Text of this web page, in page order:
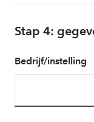
Stap 4:
Bedrijf/instelling